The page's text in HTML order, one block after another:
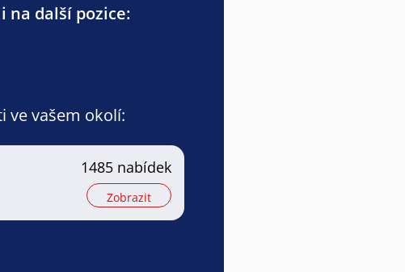
na další pozice:
ve vašem okolí:
1485 nabídek
Zobrazit